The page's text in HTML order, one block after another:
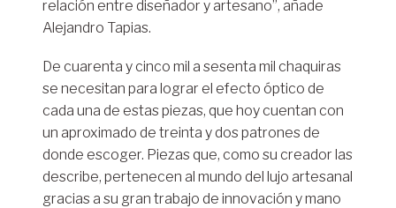
relación entre diseñador y artesano”, añade
Alejandro Tapias.
De cuarenta y cinco mil a sesenta mil chaquiras
se necesitan para lograr el efecto óptico de
cada una de estas piezas, que hoy cuentan con
un aproximado de treinta y dos patrones de
donde escoger. Piezas que, como su creador las
describe, pertenecen al mundo del lujo artesanal
gracias a su gran trabajo de innovación y mano